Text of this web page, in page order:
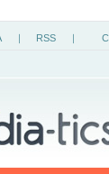
| RSS |